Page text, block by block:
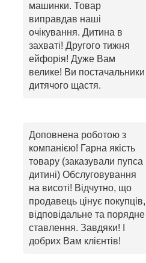
машинки. Товар
виправдав наші
очікування. Дитина в
захваті! Другого тижня
ейфорія! Дуже Вам
велике! Ви постачальники
дитячого щастя.
Доповнена роботою з
компанією! Гарна якість
товару (заказували пупса
дитині) Обслуговування
на висоті! Відчутно, що
продавець цінує покупців,
відповідальне та порядне
ставлення. Завдяки! І
добрих Вам клієнтів!